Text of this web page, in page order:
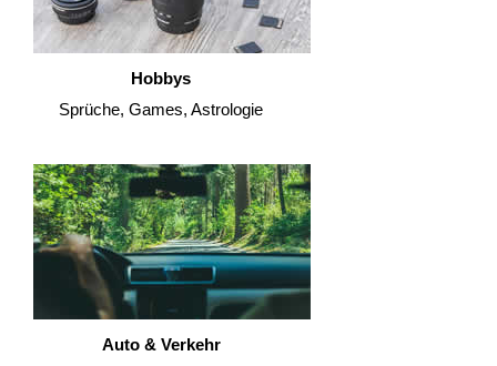
Hobbys
Sprüche, Games, Astrologie
Auto & Verkehr